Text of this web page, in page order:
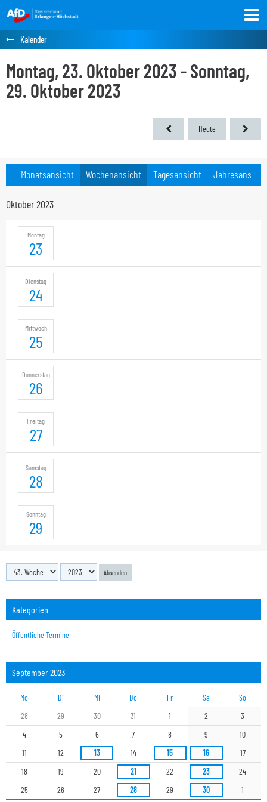
Kalender
Montag, 23. Oktober 2023 - Sonntag,
29. Oktober 2023
Heute
Monatsansicht Wochenansicht Tagesansicht Jahresansicht
Oktober 2023
Montag
23
Dienstag
24
Mittwoch
25
Donnerstag
26
Freitag
27
Samstag
28
Sonntag
29
Absenden
Kategorien
Öffentliche Termine
September 2023
Mo Di Mi Do Fr Sa
So
28
29 30 31 1 2
3
4
5 6 7 8 9
10
11
12 13 14 15 16
17
18
19 20 21 22 23
24
25
26 27 28 29 30 1